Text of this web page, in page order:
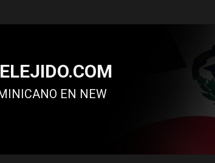
EN NEW